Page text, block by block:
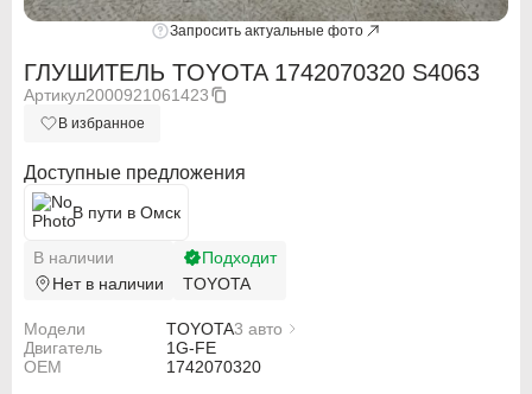
Запросить актуальные фото
ГЛУШИТЕЛЬ TOYOTA 1742070320 S4063
Артикул2000921061423
В избранное
Доступные предложения
В пути в Омск
В наличии
Нет в наличии
Подходит
TOYOTA
Модели TOYOTA3 авто
TOYOTA CHASER
TOYOTA CRESTA GX100
Двигатель
1G-FE
OEM
1742070320